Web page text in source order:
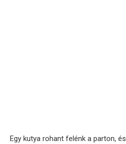
Egy kutya rohant felénk a parton,